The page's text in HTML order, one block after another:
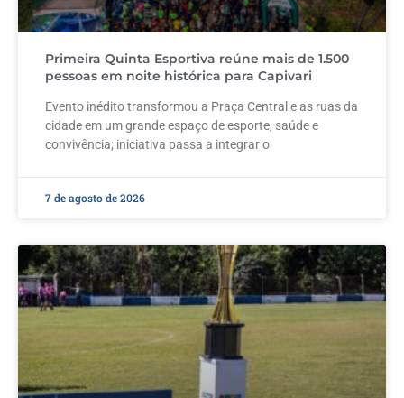
Primeira Quinta Esportiva reúne mais de 1.500
pessoas em noite histórica para Capivari
Evento inédito transformou a Praça Central e as ruas da
cidade em um grande espaço de esporte, saúde e
convivência; iniciativa passa a integrar o
7 de agosto de 2026